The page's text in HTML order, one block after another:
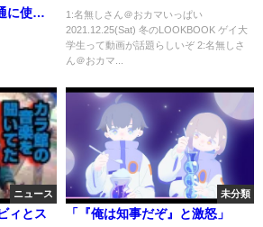
に使っ
1:名無しさん＠おカマいっぱい
2021.12.25(Sat) 冬のLOOKBOOK ゲイ大
学生って動画が話題らしいぞ 2:名無しさ
ん＠おカマ...
ニュース
ィとス
未分類
「『俺は知事だぞ』と激怒」